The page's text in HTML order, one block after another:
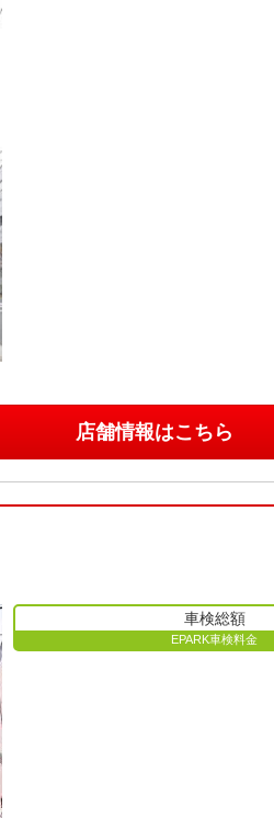
店舗情報はこちら
車検総額
EPARK車検料金